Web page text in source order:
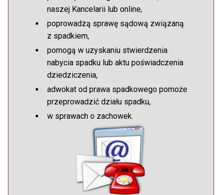
naszej Kancelarii lub online,
poprowadzą sprawę sądową związaną
z spadkiem,
pomogą w uzyskaniu stwierdzenia
nabycia spadku lub aktu poświadczenia
dziedziczenia,
adwokat od prawa spadkowego pomoże
przeprowadzić działu spadku,
w sprawach o zachowek.